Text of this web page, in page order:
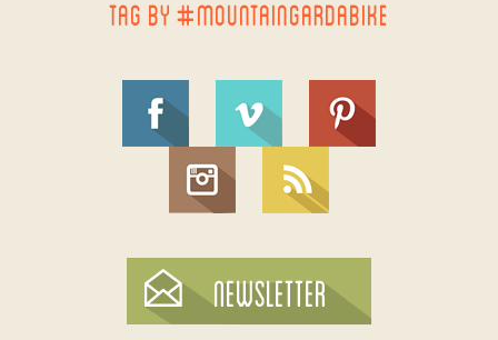
TAG BY #MOUNTAINGARDABIKE